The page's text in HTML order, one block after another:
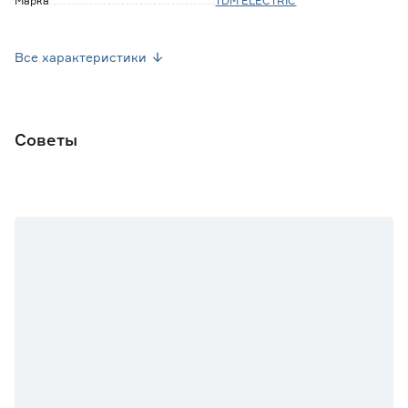
Все характеристики
Советы